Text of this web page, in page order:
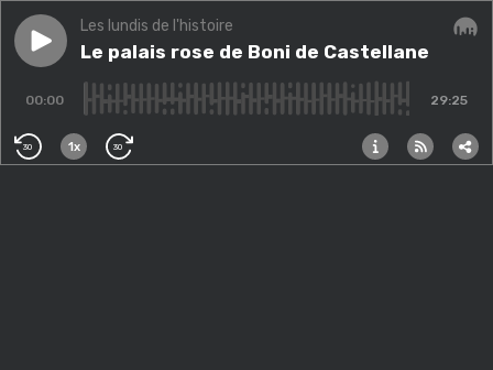
Play episodeLe palais rose de Boni de Castellane
Les lundis de l'histoire
Le palais rose de Boni de Castellane
00:00 29:25
30 1x 30